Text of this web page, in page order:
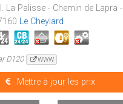
La Palisse - Chemin de Lapra -
Le Cheylard
D120 WWW
Mettre à jour les prix